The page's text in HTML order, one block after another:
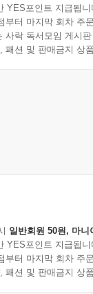
YES포인트 지급됩니
부터 마지막 회차 주
사락 독서모임 게시
패션 및 판매금지 상
일반회원 50원, 마니
YES포인트 지급됩니
부터 마지막 회차 주
패션 및 판매금지 상